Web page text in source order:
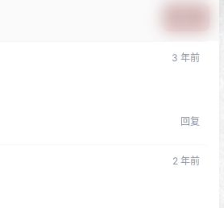
3 年前
回复
2 年前